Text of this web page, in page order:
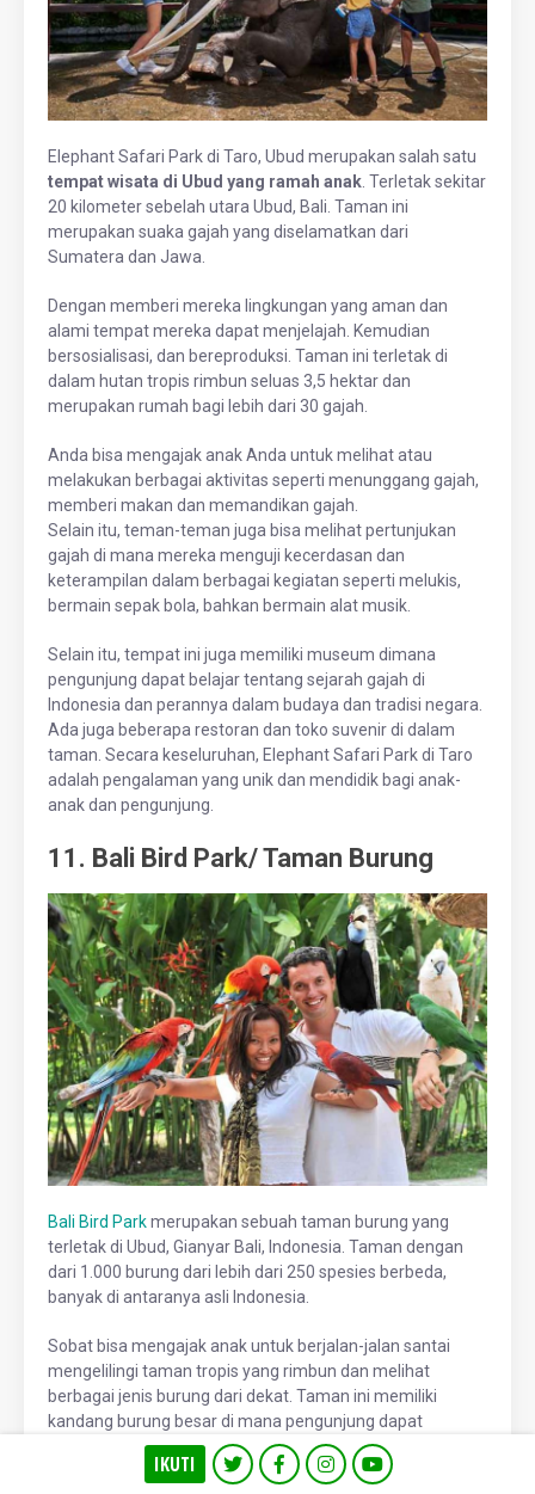
IKUTI
Elephant Safari Park di Taro, Ubud merupakan salah satu
tempat wisata di Ubud yang ramah anak. Terletak sekitar
20 kilometer sebelah utara Ubud, Bali. Taman ini
merupakan suaka gajah yang diselamatkan dari
Sumatera dan Jawa.
Dengan memberi mereka lingkungan yang aman dan
alami tempat mereka dapat menjelajah. Kemudian
bersosialisasi, dan bereproduksi. Taman ini terletak di
dalam hutan tropis rimbun seluas 3,5 hektar dan
merupakan rumah bagi lebih dari 30 gajah.
Anda bisa mengajak anak Anda untuk melihat atau
melakukan berbagai aktivitas seperti menunggang gajah,
memberi makan dan memandikan gajah.
Selain itu, teman-teman juga bisa melihat pertunjukan
gajah di mana mereka menguji kecerdasan dan
keterampilan dalam berbagai kegiatan seperti melukis,
bermain sepak bola, bahkan bermain alat musik.
Selain itu, tempat ini juga memiliki museum dimana
pengunjung dapat belajar tentang sejarah gajah di
Indonesia dan perannya dalam budaya dan tradisi negara.
Ada juga beberapa restoran dan toko suvenir di dalam
taman. Secara keseluruhan, Elephant Safari Park di Taro
adalah pengalaman yang unik dan mendidik bagi anak-
anak dan pengunjung.
11. Bali Bird Park/ Taman Burung
Bali Bird Parkmerupakan sebuah taman burung yang
terletak di Ubud, Gianyar Bali, Indonesia. Taman dengan
dari 1.000 burung dari lebih dari 250 spesies berbeda,
banyak di antaranya asli Indonesia.
Sobat bisa mengajak anak untuk berjalan-jalan santai
mengelilingi taman tropis yang rimbun dan melihat
berbagai jenis burung dari dekat. Taman ini memiliki
kandang burung besar di mana pengunjung dapat
mengamati dan berinteraksi dengan burung, termasuk
burung beo, merak, pelikan, rangkong, elang, dan banyak